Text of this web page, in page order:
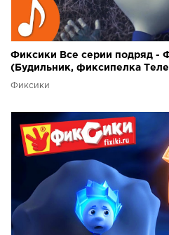
Фиксики Все серии подряд -
(Будильник, фиксипелка
Фиксики